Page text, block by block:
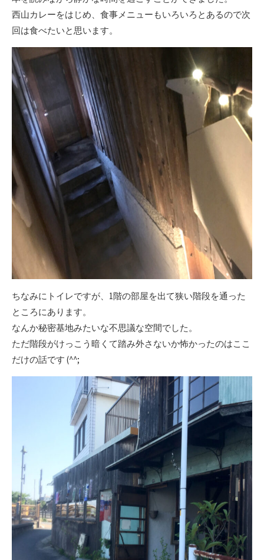
西山カレーをはじめ、食事メニューもいろいろとあるので次
回は食べたいと思います。
ちなみにトイレですが、1階の部屋を出て狭い階段を通った
ところにあります。
なんか秘密基地みたいな不思議な空間でした。
ただ階段がけっこう暗くて踏み外さないか怖かったのはここ
だけの話です (^^;